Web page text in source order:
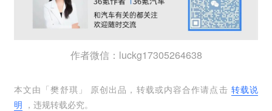
作者微信：luckg17305264638
本文由「樊舒琪 」 原创出品，转载或内容合作请点击 转载说
明 ，违规转载必究。